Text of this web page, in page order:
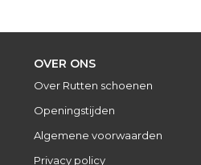
OVER ONS
Over Rutten schoenen
Openingstijden
Algemene voorwaarden
Privacy policy